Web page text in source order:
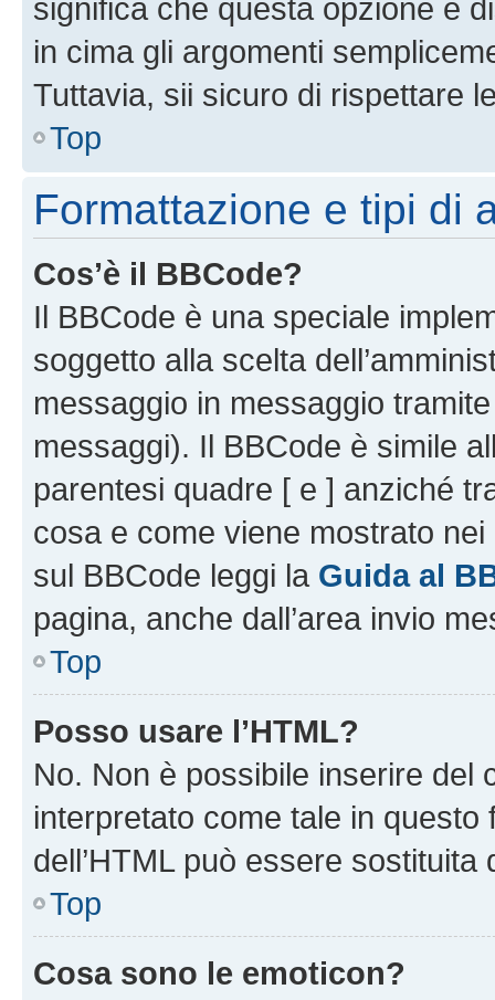
significa che questa opzione è
in cima gli argomenti
Tuttavia, sii sicuro di rispettare
Top
Formattazione e tipi di
Cos’è il BBCode?
Il BBCode è una speciale
soggetto alla scelta
messaggio in messaggio
messaggi). Il BBCode è simile
parentesi quadre [ e ] anziché
cosa e come viene mostrato
sul BBCode leggi la Guida al
pagina, anche dall’area invio
Top
Posso usare l’HTML?
No. Non è possibile inserire del
interpretato come tale in
dell’HTML può essere sostituita
Top
Cosa sono le emoticon?